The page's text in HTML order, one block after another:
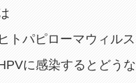
トパピローマウィルス
に感染するとどう